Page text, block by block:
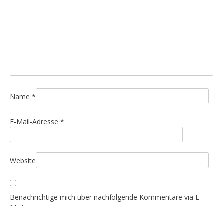
a
i
o
n
Name *
E-Mail-Adresse *
Website
Benachrichtige mich über nachfolgende Kommentare via E-